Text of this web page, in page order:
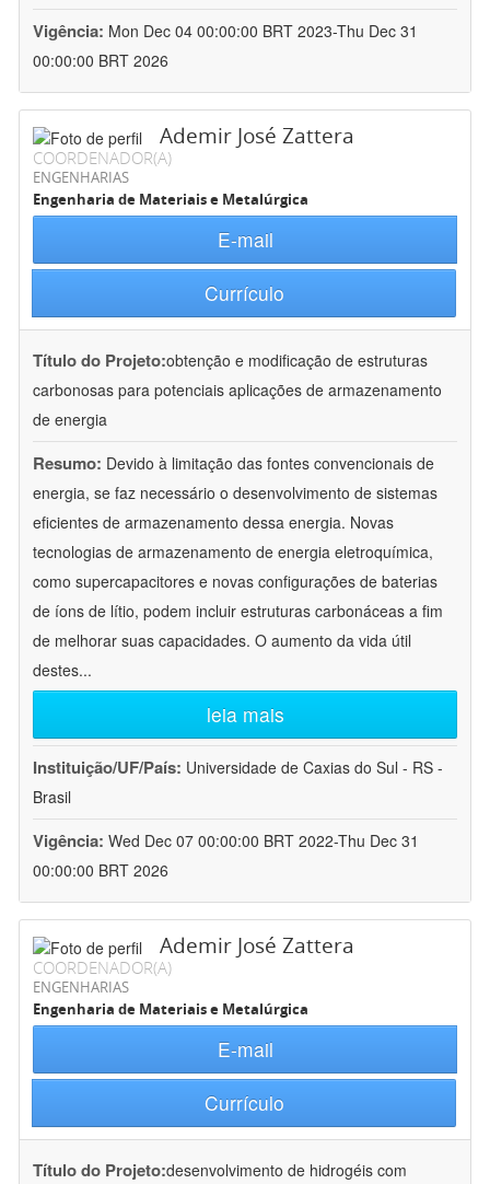
Vigência: Mon Dec 04 00:00:00 BRT 2023-Thu Dec 31
00:00:00 BRT 2026
Ademir José Zattera
COORDENADOR(A)
ENGENHARIAS
Engenharia de Materiais e Metalúrgica
E-mail
Currículo
Título do Projeto:obtenção e modificação de estruturas
carbonosas para potenciais aplicações de armazenamento
de energia
Resumo: Devido à limitação das fontes convencionais de
energia, se faz necessário o desenvolvimento de sistemas
eficientes de armazenamento dessa energia. Novas
tecnologias de armazenamento de energia eletroquímica,
como supercapacitores e novas configurações de baterias
de íons de lítio, podem incluir estruturas carbonáceas a fim
de melhorar suas capacidades. O aumento da vida útil
destes...
leia mais
Instituição/UF/País: Universidade de Caxias do Sul - RS -
Brasil
Vigência: Wed Dec 07 00:00:00 BRT 2022-Thu Dec 31
00:00:00 BRT 2026
Ademir José Zattera
COORDENADOR(A)
ENGENHARIAS
Engenharia de Materiais e Metalúrgica
E-mail
Currículo
Título do Projeto:desenvolvimento de hidrogéis com